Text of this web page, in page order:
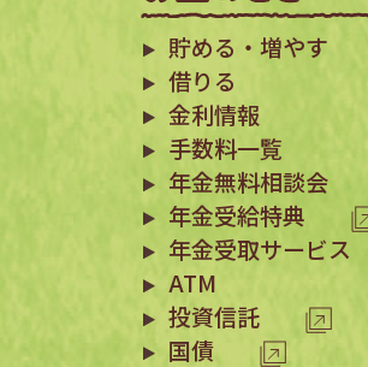
貯める・増やす
借りる
金利情報
手数料一覧
年金無料相談会
年金受給特典
年金受取サービス
ATM
投資信託
国債